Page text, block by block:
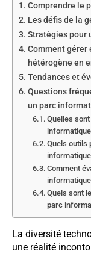
Comprendre le
Les défis de la
Stratégies pour
Comment gérer
hétérogène en
Tendances et
Questions
un parc
Quelles
Quels outils
Comment
Quels sont
parc
La diversité
une réalité